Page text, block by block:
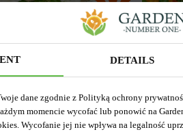
DETAILS
dane zgodnie z Polityką ochrony
momencie wycofać lub ponowić na
Wycofanie jej nie wpływa na legalność